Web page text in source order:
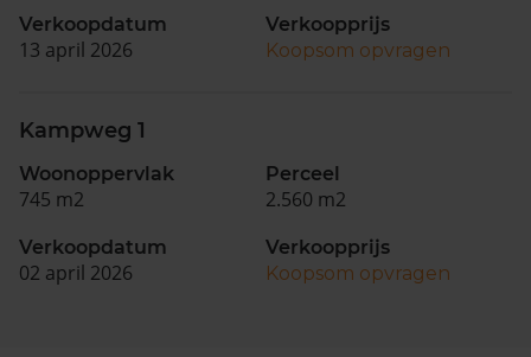
Verkoopdatum
13 april 2026
Verkoopprijs
Koopsom opvragen
Kampweg 1
Woonoppervlak
745 m2
Perceel
2.560 m2
Verkoopdatum
02 april 2026
Verkoopprijs
Koopsom opvragen